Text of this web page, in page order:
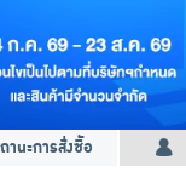
นะการสั่งซื้อ